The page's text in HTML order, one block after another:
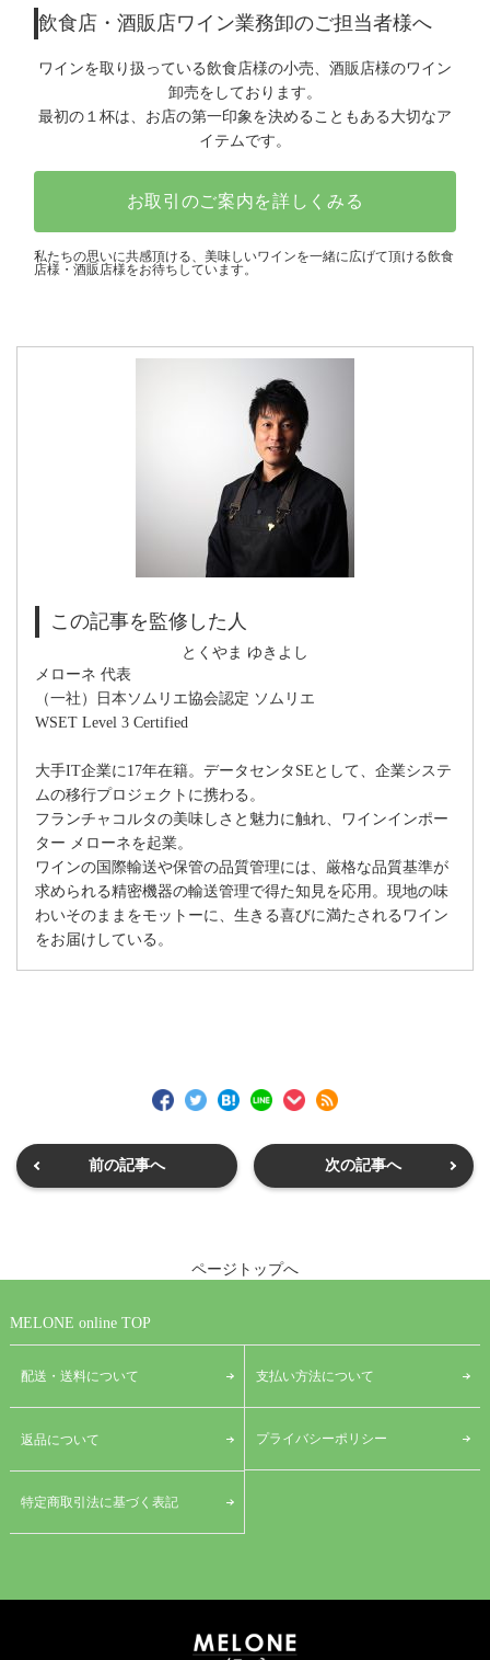
飲食店・酒販店ワイン業務卸のご担当者様へ
ワインを取り扱っている飲食店様の小売、酒販店様のワイン
卸売をしております。
最初の１杯は、お店の第一印象を決めることもある大切なア
イテムです。
お取引のご案内を詳しくみる
私たちの思いに共感頂ける、美味しいワインを一緒に広げて頂ける飲食
店様・酒販店様をお待ちしています。
この記事を監修した人
とくやま ゆきよし
メローネ 代表
（一社）日本ソムリエ協会認定 ソムリエ
WSET Level 3 Certified
大手IT企業に17年在籍。データセンタSEとして、企業システ
ムの移行プロジェクトに携わる。
フランチャコルタの美味しさと魅力に触れ、ワインインポー
ター メローネを起業。
ワインの国際輸送や保管の品質管理には、厳格な品質基準が
求められる精密機器の輸送管理で得た知見を応用。現地の味
わいそのままをモットーに、生きる喜びに満たされるワイン
をお届けしている。
前の記事へ 次の記事へ
ページトップへ
MELONE online TOP
配送・送料について 支払い方法について
返品について プライバシーポリシー
特定商取引法に基づく表記